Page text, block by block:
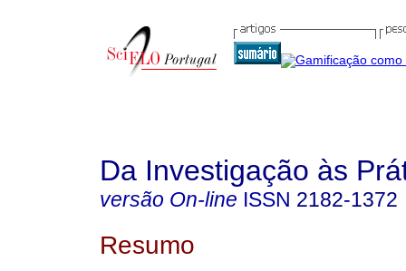
Da Investigação às
versão On-line ISSN 2182-1372
Resumo